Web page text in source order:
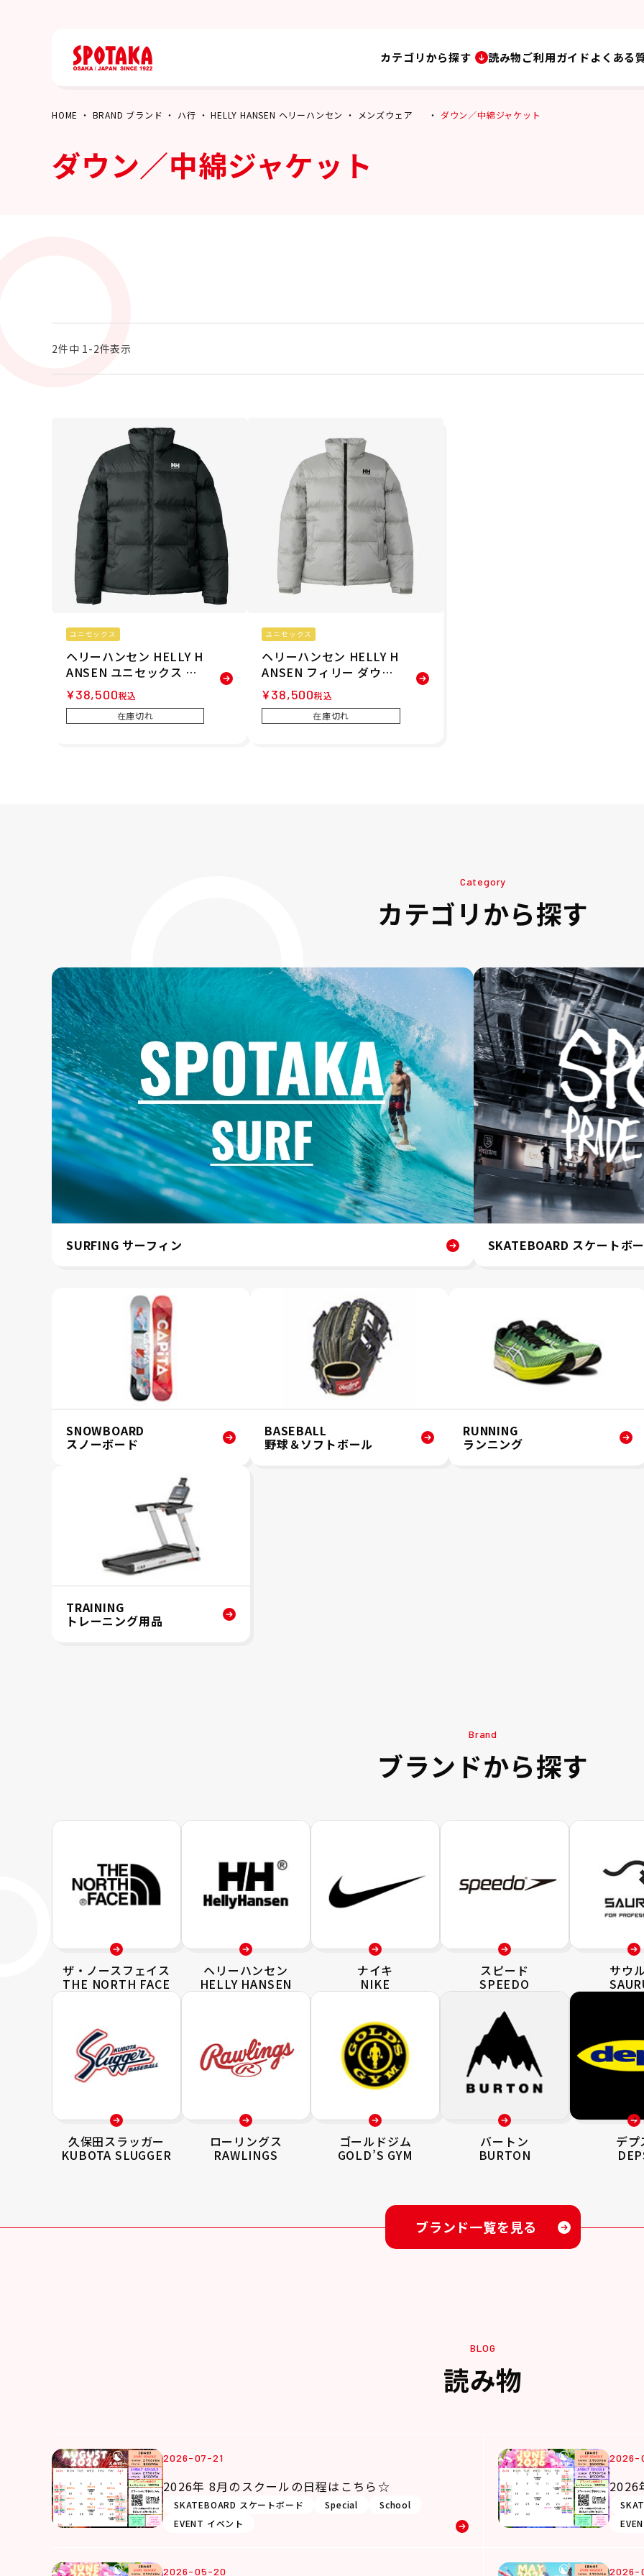
カテゴリから探す 読み物ご利用ガイドよくある
HOME BRAND ブランド ハ行 HELLY HANSEN ヘリーハンセン メンズウェア ダウン／中綿ジャケット
ダウン／中綿ジャケット
2件中 1 -2件表示
ユニセックス
ヘリーハンセン HELLY H
ANSEN ユニセックス フ
ィリー ダウンジャケット
FILLY DOWN JACKET 中
綿ジャケット HM12580-
¥38,500税込
在庫切れ
ユニセックス
ヘリーハンセン HELLY H
ANSEN フィリー ダウン
ジャケット FILLY DOWN
JACKET 中綿 ジャケット
HM12580-OG 25FW 秋
¥38,500税込
在庫切れ
Category
カテゴリから探す
SURFING サーフィン SKATEBOARD スケートボ
SNOWBOARD
スノーボード
BASEBALL
野球＆ソフトボール
RUNNING
ランニング
TRAINING
トレーニング用品
Brand
ブランドから探す
ザ・ノースフェイス
THE NORTH FACE
ヘリーハンセン
HELLY HANSEN
ナイキ
NIKE
スピード
SPEEDO
サウ
久保田スラッガー
KUBOTA SLUGGER
ローリングス
RAWLINGS
ゴールドジム
GOLD’S GYM
バートン
BURTON
デプ
ブランド一覧を見る
BLOG
読み物
2026-07-21
2026年 8月のスクールの日程はこちら☆
SKATEBOARD スケートボード Special
School
EVENT イベント
2026-
2026
2026-05-20 2026-